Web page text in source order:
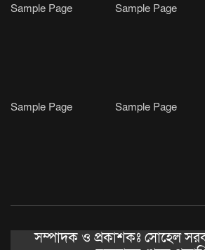
Sample Page Sample Page
Sample Page Sample Page
সম্পাদক ও প্রকাশকঃ সোহেল